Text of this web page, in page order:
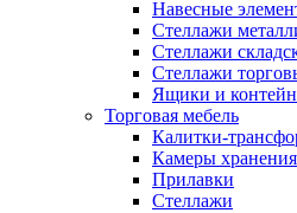
Навесные
Стеллажи
Стеллажи
Стеллажи
Ящики и
Торговая мебель
Калитки-
Камеры хранения
Прилавки
Стеллажи